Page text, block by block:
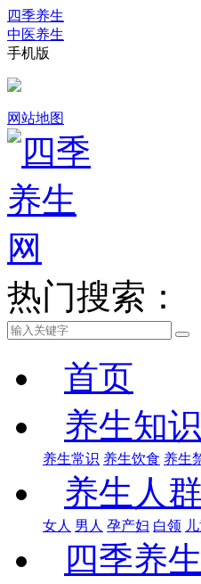
四季养生
中医养生
手机版
网站地图
热门搜索：
首页
养生知识
养生常识 养生饮食 养生
养生人群
女人 男人 孕产妇 白领
四季养生